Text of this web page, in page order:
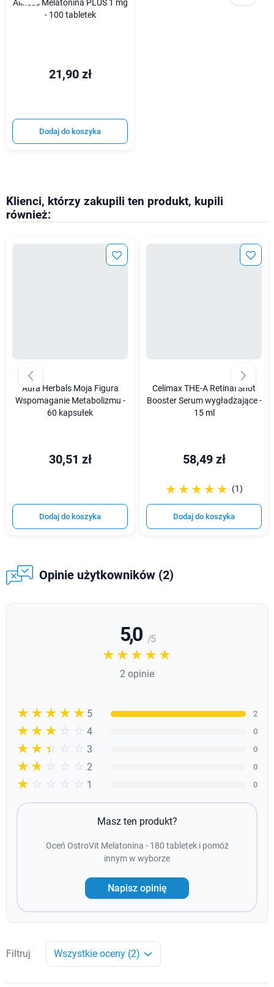
Aliness Melatonina PLUS 1 mg
- 100 tabletek
21,90 zł
Dodaj do koszyka
Klienci, którzy zakupili ten produkt, kupili
również:
Aura Herbals Moja Figura
Wspomaganie Metabolizmu -
60 kapsułek
30,51 zł
Dodaj do koszyka
Celimax THE-A Retinal Shot
Booster Serum wygładzające -
15 ml
58,49 zł
☆☆☆☆☆
★★★★★ (1)
Dodaj do koszyka
Opinie użytkowników (2)
5,0 / 5
☆☆☆☆☆
★★★★★
2 opinie
☆☆☆☆☆
★★★★★ 5 2
☆☆☆☆☆
★★★★ 4 0
☆☆☆☆☆
★★★ 3 0
☆☆☆☆☆
★★ 2 0
☆☆☆☆☆
★ 1 0
Masz ten produkt?
Oceń OstroVit Melatonina - 180 tabletek i pomóż
innym w wyborze
Napisz opinię
Filtruj Wszystkie oceny (2)